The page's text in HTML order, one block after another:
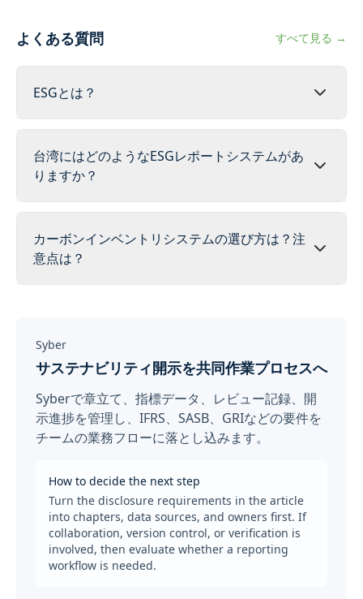
よくある質問 すべて見る →
ESGとは？
台湾にはどのようなESGレポートシステムがあ
りますか？
カーボンインベントリシステムの選び方は？注
意点は？
Syber
サステナビリティ開示を共同作業プロセスへ
Syberで章立て、指標データ、レビュー記録、開
示進捗を管理し、IFRS、SASB、GRIなどの要件を
チームの業務フローに落とし込みます。
How to decide the next step
Turn the disclosure requirements in the article
into chapters, data sources, and owners first. If
collaboration, version control, or verification is
involved, then evaluate whether a reporting
workflow is needed.